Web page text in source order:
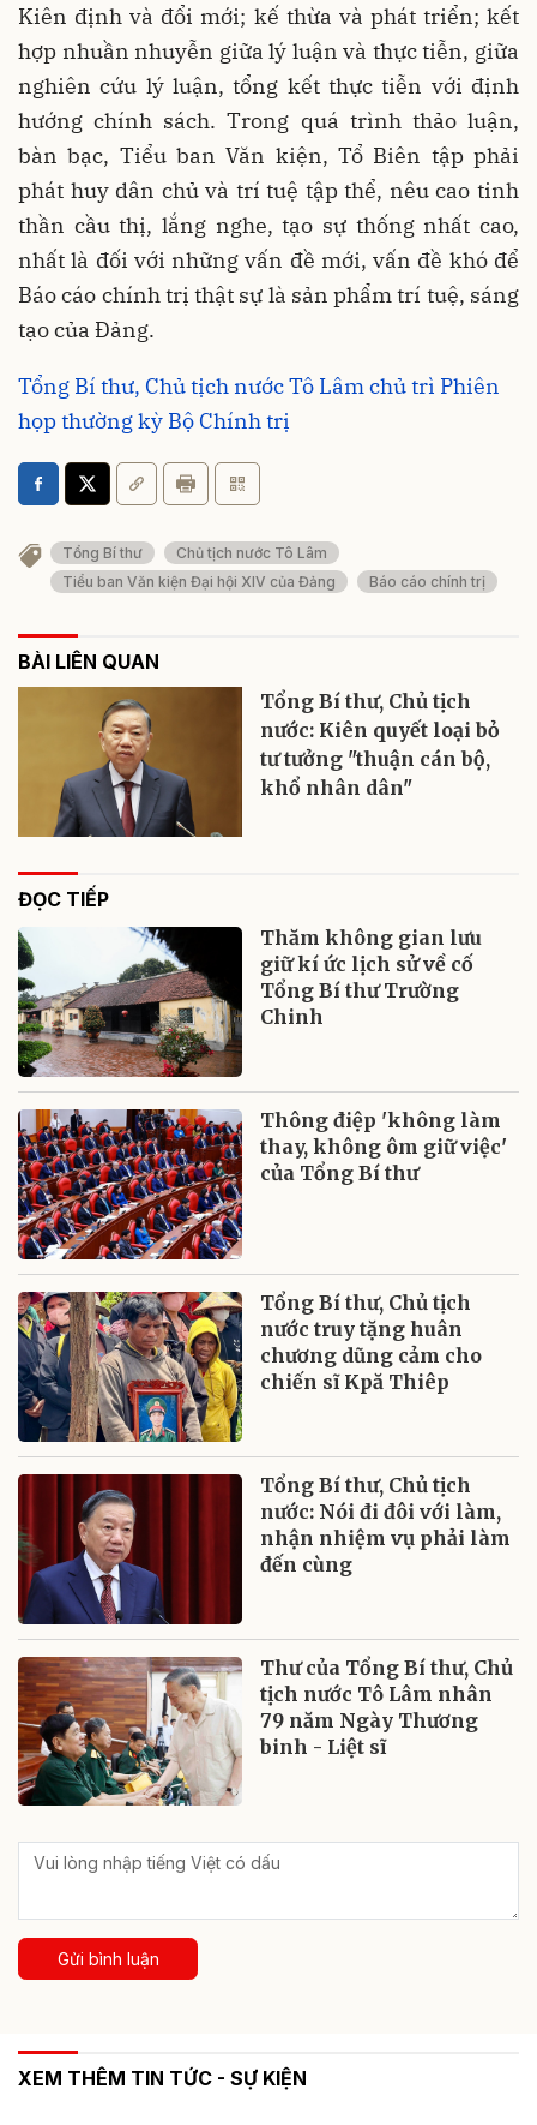
Kiên định và đổi mới; kế thừa và phát triển; kết
hợp nhuần nhuyễn giữa lý luận và thực tiễn, giữa
nghiên cứu lý luận, tổng kết thực tiễn với định
hướng chính sách. Trong quá trình thảo luận,
bàn bạc, Tiểu ban Văn kiện, Tổ Biên tập phải
phát huy dân chủ và trí tuệ tập thể, nêu cao tinh
thần cầu thị, lắng nghe, tạo sự thống nhất cao,
nhất là đối với những vấn đề mới, vấn đề khó để
Báo cáo chính trị thật sự là sản phẩm trí tuệ, sáng
tạo của Đảng.
Tổng Bí thư, Chủ tịch nước Tô Lâm chủ trì Phiên
họp thường kỳ Bộ Chính trị
Tổng Bí thư
Chủ tịch nước Tô Lâm
Tiểu ban Văn kiện Đại hội XIV của Đảng
Báo cáo chính trị
BÀI LIÊN QUAN
Tổng Bí thư, Chủ tịch
nước: Kiên quyết loại bỏ
tư tưởng "thuận cán bộ,
khổ nhân dân"
ĐỌC TIẾP
Thăm không gian lưu
giữ kí ức lịch sử về cố
Tổng Bí thư Trường
Chinh
Thông điệp 'không làm
thay, không ôm giữ việc'
của Tổng Bí thư
Tổng Bí thư, Chủ tịch
nước truy tặng huân
chương dũng cảm cho
chiến sĩ Kpă Thiêp
Tổng Bí thư, Chủ tịch
nước: Nói đi đôi với làm,
nhận nhiệm vụ phải làm
đến cùng
Thư của Tổng Bí thư, Chủ
tịch nước Tô Lâm nhân
79 năm Ngày Thương
binh - Liệt sĩ
Gửi bình luận
XEM THÊM TIN TỨC - SỰ KIỆN